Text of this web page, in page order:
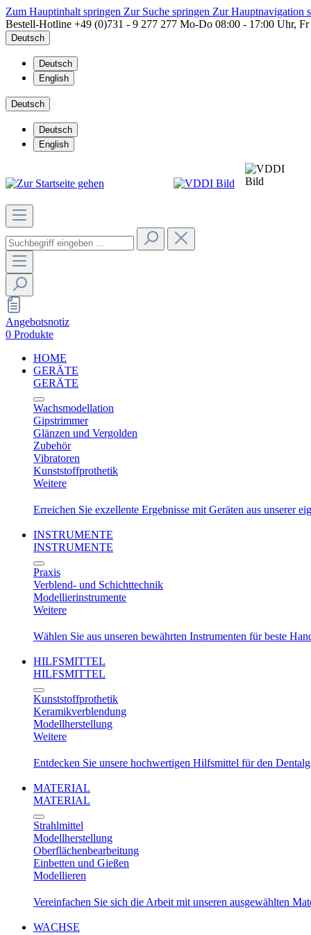
Zum Hauptinhalt springen Zur Suche springen Zur Hauptnavigation
Bestell-Hotline +49 (0)731 - 9 277 277 Mo-Do 08:00 - 17:00 Uhr,
Deutsch
Deutsch
English
Deutsch
Deutsch
English
Angebotsnotiz
0 Produkte
HOME
GERÄTE
GERÄTE
Wachsmodellation
Gipstrimmer
Glänzen und Vergolden
Zubehör
Vibratoren
Kunststoffprothetik
Weitere
Erreichen Sie exzellente Ergebnisse mit Geräten aus unserer
INSTRUMENTE
INSTRUMENTE
Praxis
Verblend- und Schichttechnik
Modellierinstrumente
Weitere
Wählen Sie aus unseren bewährten Instrumenten für beste
HILFSMITTEL
HILFSMITTEL
Kunststoffprothetik
Keramikverblendung
Modellherstellung
Weitere
Entdecken Sie unsere hochwertigen Hilfsmittel für den
MATERIAL
MATERIAL
Strahlmittel
Modellherstellung
Oberflächenbearbeitung
Einbetten und Gießen
Modellieren
Vereinfachen Sie sich die Arbeit mit unseren ausgewählten
WACHSE